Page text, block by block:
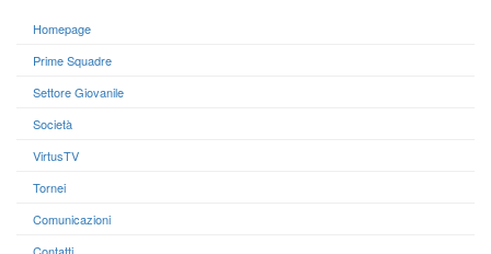
Homepage
Prime Squadre
Settore Giovanile
Società
VirtusTV
Tornei
Comunicazioni